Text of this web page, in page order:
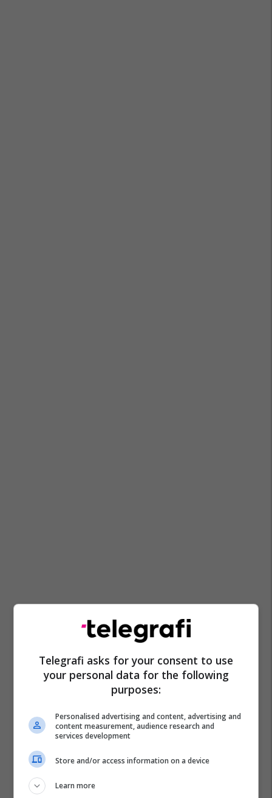
Telegrafi asks for your consent to use
your personal data for the following
purposes:
Personalised advertising and content, advertising and
content measurement, audience research and
services development
Store and/or access information on a device
Learn more